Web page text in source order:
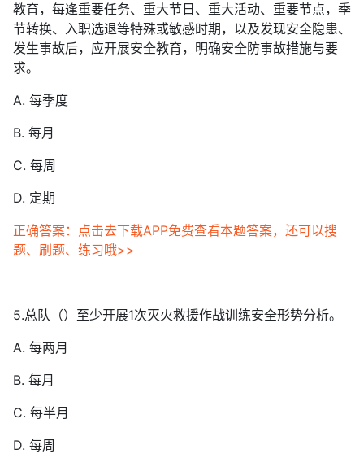
教育，每逢重要任务、重大节日、重大活动、重要节点，季
节转换、入职选退等特殊或敏感时期，以及发现安全隐患、
发生事故后，应开展安全教育，明确安全防事故措施与要
求。
A. 每季度
B. 每月
C. 每周
D. 定期
正确答案：点击去下载APP免费查看本题答案，还可以搜
题、刷题、练习哦>>
5.总队（）至少开展1次灭火救援作战训练安全形势分析。
A. 每两月
B. 每月
C. 每半月
D. 每周